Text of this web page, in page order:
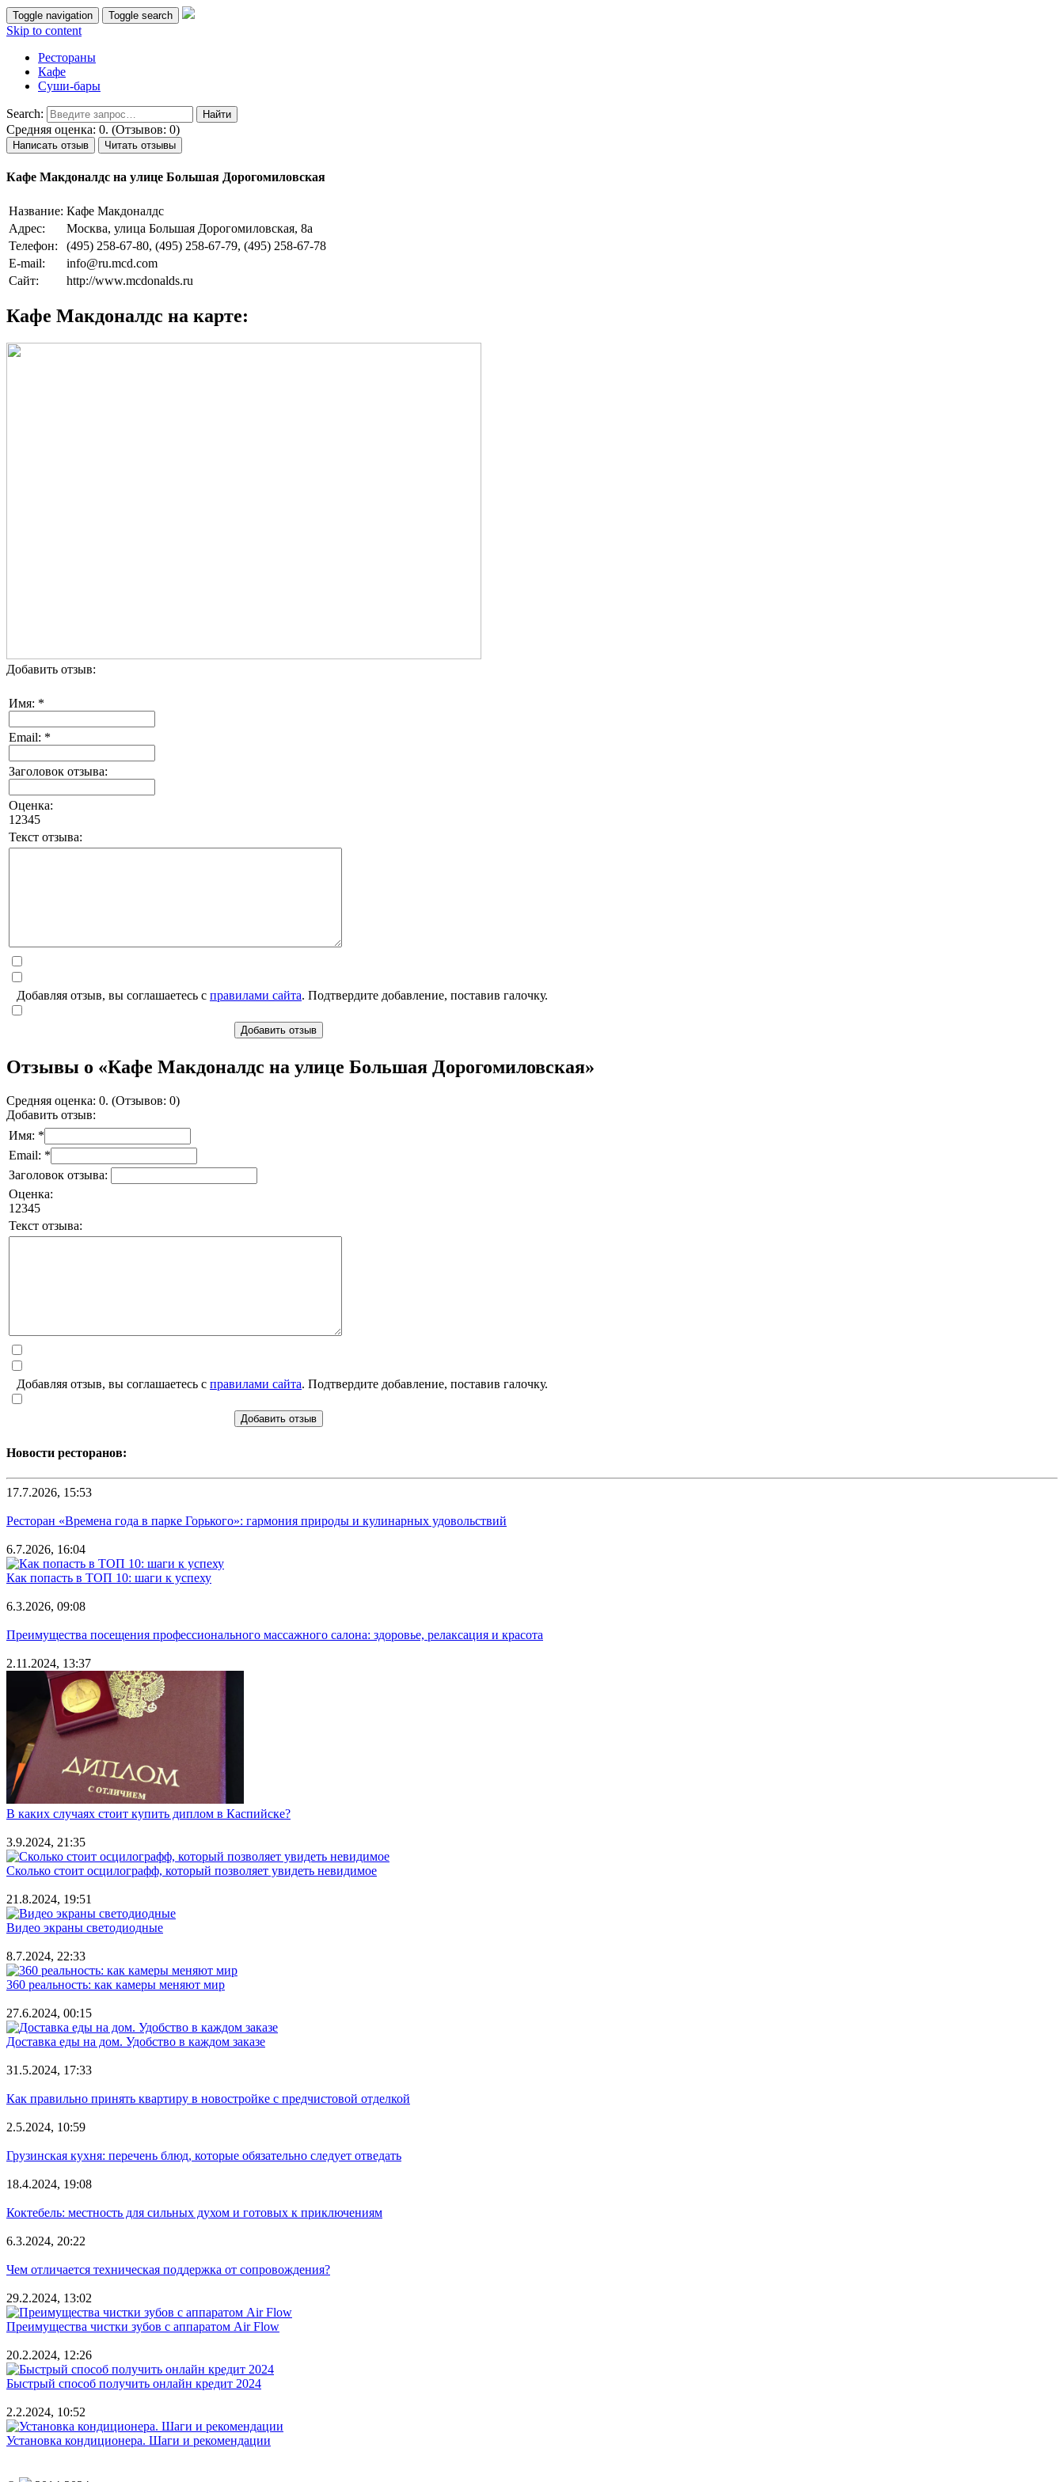
Toggle navigation Toggle search
Skip to content
Рестораны
Кафе
Суши-бары
Search:
Средняя оценка: 0. (Отзывов: 0)
Написать отзыв Читать отзывы
Кафе Макдоналдс на улице Большая Дорогомиловская
Название: Кафе Макдоналдс
Адрес:
Москва, улица Большая Дорогомиловская, 8а
Телефон:
(495) 258-67-80, (495) 258-67-79, (495) 258-67-78
E-mail:
info@ru.mcd.com
Сайт:
http://www.mcdonalds.ru
Кафе Макдоналдс на карте:
Добавить отзыв:
Имя: *
Email: *
Заголовок отзыва:
Оценка:
1 2345
Текст отзыва:
Добавляя отзыв, вы соглашаетесь с правилами сайта. Подтвердите добавление, поставив галочку.
Добавить отзыв
Отзывы о «Кафе Макдоналдс на улице Большая Дорогомиловская»
Средняя оценка: 0. (Отзывов: 0)
Добавить отзыв:
Имя: *
Email: *
Заголовок отзыва:
Оценка:
1 2345
Текст отзыва:
Добавляя отзыв, вы соглашаетесь с правилами сайта. Подтвердите добавление, поставив галочку.
Добавить отзыв
Новости ресторанов:
17.7.2026, 15:53
Ресторан «Времена года в парке Горького»: гармония природы и кулинарных удовольствий
6.7.2026, 16:04
Как попасть в ТОП 10: шаги к успеху
6.3.2026, 09:08
Преимущества посещения профессионального массажного салона: здоровье, релаксация и красота
2.11.2024, 13:37
В каких случаях стоит купить диплом в Каспийске?
3.9.2024, 21:35
Сколько стоит осцилографф, который позволяет увидеть невидимое
21.8.2024, 19:51
Видео экраны светодиодные
8.7.2024, 22:33
360 реальность: как камеры меняют мир
27.6.2024, 00:15
Доставка еды на дом. Удобство в каждом заказе
31.5.2024, 17:33
Как правильно принять квартиру в новостройке с предчистовой отделкой
2.5.2024, 10:59
Грузинская кухня: перечень блюд, которые обязательно следует отведать
18.4.2024, 19:08
Коктебель: местность для сильных духом и готовых к приключениям
6.3.2024, 20:22
Чем отличается техническая поддержка от сопровождения?
29.2.2024, 13:02
Преимущества чистки зубов с аппаратом Air Flow
20.2.2024, 12:26
Быстрый способ получить онлайн кредит 2024
2.2.2024, 10:52
Установка кондиционера. Шаги и рекомендации